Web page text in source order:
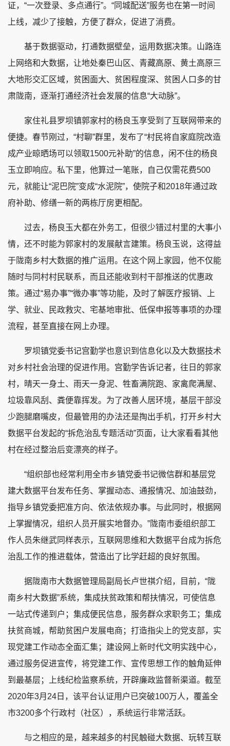
证，“一次登录、多点通行”。“同城配送”服务也在第一时间
上线，减少了接触，方便了群众，促进了消费。
基于数据驱动，打通数据壁垒，运用数据决策。山路连
上网络和大数据，让地处秦巴山区、青藏高原、黄土高原三
大地形交汇区域，贫困面大、贫困程度深、贫困人口多的甘
肃陇南，逐渐打通经济社会发展的信息“大动脉”。
家住礼县罗坝镇郭家村的杨良玉享受到了互联网带来的
便捷。春节刚过，“村聊”群里，发布了“村民将自家庭院改造
成产业晾晒场可以领取1500元补助”的信息，闲不住的杨良
玉立即响应。私下里，他算过一笔账，自己仅需花费500
元，就能让“泥巴院”变成“水泥院”，使院子和2018年通过政
府补助、修缮一新的两栋厅房更相配。
过去，杨良玉大都在外务工，但很少错过村里的大事小
情，还不时能为郭家村的发展献言建策。杨良玉说，这得益
于陇南乡村大数据的推广运用。在这个网上家园，他不仅能
随时与同村村民联系，而且还能收到村干部推送的优惠政
策。通过“易办事”“微办事”等功能，及时了解医疗报销、上
学、就业、民政救灾、宅基地审批、低保申报等事项的办理
流程，甚至直接在网上办理。
罗坝镇党委书记宫勤学也意识到信息化以及大数据技术
对乡村社会治理的促进作用。宫勤学告诉记者，往日的郭家
村，晴天一身土、雨天一身泥、牲畜满院跑、家禽爬满屋、
垃圾靠风刮、粪便靠挥发。为了改善人居环境，基层干部没
少跑腿磨嘴皮，但最管用的办法还是掏出手机，打开乡村大
数据平台发起的“拆危治乱专题活动”页面，让大家看看其他
村在经过整治后变漂亮的样子。
“组织部也经常利用全市乡镇党委书记微信群和基层党
建大数据平台发布任务、掌握动态、通报情况、加油鼓劲，
指导乡镇党委把准方向、依法依规办事。与此同时，根据网
上掌握情况，组织人员开展实地督办。”陇南市委组织部工
作人员朱继武同样表示，互联网思维和大数据平台成为拆危
治乱工作的推进载体，营造出了比学赶超的良好氛围。
据陇南市大数据管理局副局长卢世祺介绍，目前，“陇
南乡村大数据”系统，集成扶贫政策和帮扶情况，可使信息
一站式传递到户；集成便民信息，服务群众求职务工；集成
扶贫商城，帮助贫困户发展电商；打造指尖上的党支部，实
现党建工作动态全面汇集；建设网上新时代文明实践中心，
通过服务促进宣传，将党建工作、宣传思想工作的触角延伸
到最基层；上线纪检监察系统，开辟廉政监督新渠道。截至
2020年3月24日，该平台认证用户已突破100万人，覆盖全
市3200多个行政村（社区），系统运行非常活跃。
与之相应的是，越来越多的村民触碰大数据、玩转互联